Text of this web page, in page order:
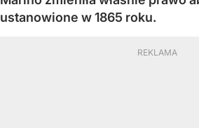
ustanowione w 1865 roku.